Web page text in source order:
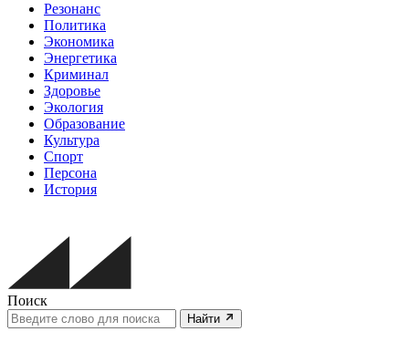
Резонанс
Политика
Экономика
Энергетика
Криминал
Здоровье
Экология
Образование
Культура
Спорт
Персона
История
Поиск
Найти